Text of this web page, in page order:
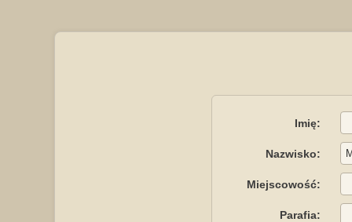
Imię:
Nazwisko:
Miejscowość:
Parafia: